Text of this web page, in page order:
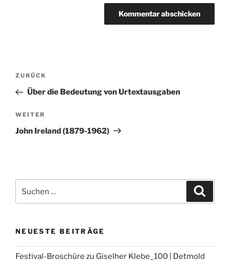
Beitragsnavigation
Vorheriger
Beitrag
ZURÜCK
Über die Bedeutung von Urtextausgaben
Nächster
Beitrag
WEITER
John Ireland (1879-1962)
nach:
NEUESTE BEITRÄGE
Festival-Broschüre zu Giselher Klebe_100 | Detmold